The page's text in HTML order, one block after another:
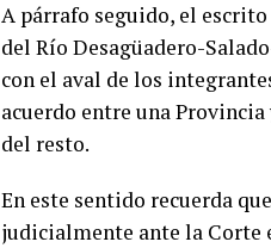
A párrafo seguido, el
del Río Desagüadero-
con el aval de los
acuerdo entre una
del resto.
En este sentido recuerda
judicialmente ante la Corte